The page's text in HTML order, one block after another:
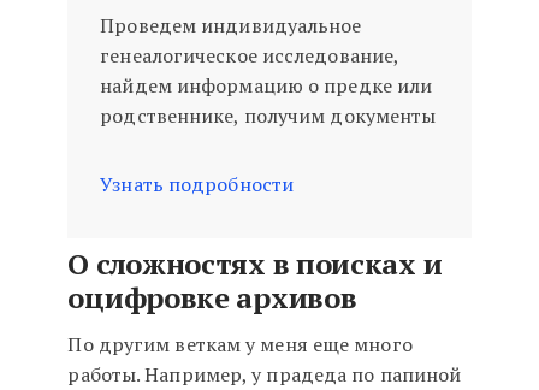
Проведем индивидуальное
генеалогическое исследование,
найдем информацию о предке или
родственнике, получим документы
Узнать подробности
О сложностях в поисках и
оцифровке архивов
По другим веткам у меня еще много
работы. Например, у прадеда по папиной